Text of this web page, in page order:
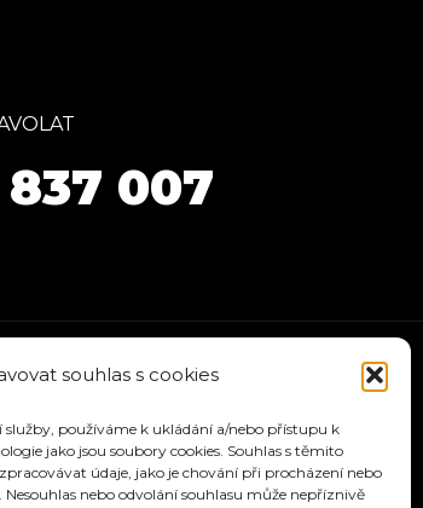
souhlas s cookies
používáme k ukládání a/nebo přístupu k
jako jsou soubory cookies. Souhlas s těmito
údaje, jako je chování při procházení nebo
nebo odvolání souhlasu může nepříznivě
007